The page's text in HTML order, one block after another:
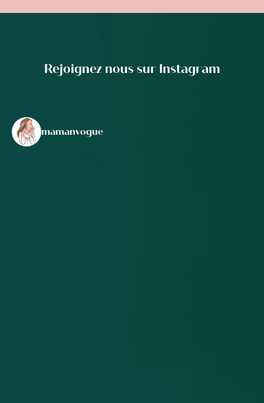
Rejoignez nous sur Instagram
mamanvogue